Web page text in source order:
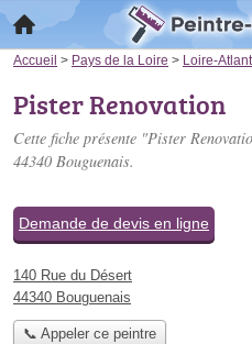
Accueil > Pays de la Loire > Loire-
Pister Renovation
Cette fiche présente "Pister
44340 Bouguenais.
Demande de devis en ligne
140 Rue du Désert
44340 Bouguenais
📞 Appeler ce peintre